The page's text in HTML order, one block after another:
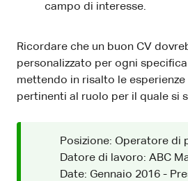
campo di interesse.
Ricordare che un buon CV
personalizzato per ogni
mettendo in risalto le
pertinenti al ruolo per il quale si
Posizione: Operatore di
Datore di lavoro: ABC
Date: Gennaio 2016 -